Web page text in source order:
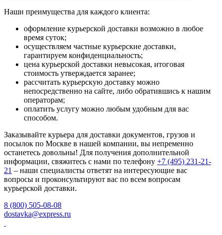
Наши преимущества для каждого клиента:
оформление курьерской доставки возможно в любое
время суток;
осуществляем частные курьерские доставки,
гарантируем конфиденциальность;
цена курьерской доставки невысокая, итоговая
стоимость утверждается заранее;
рассчитать курьерскую доставку можно
непосредственно на сайте, либо обратившись к нашим
операторам;
оплатить услугу можно любым удобным для вас
способом.
Заказывайте курьера для доставки документов, грузов и
посылок по Москве в нашей компании, вы непременно
останетесь довольны! Для получения дополнительной
информации, свяжитесь с нами по телефону +7 (495) 231-21-
21 – наши специалисты ответят на интересующие вас
вопросы и проконсультируют вас по всем вопросам
курьерской доставки.
8 (800) 505-08-08
dostavka@express.ru